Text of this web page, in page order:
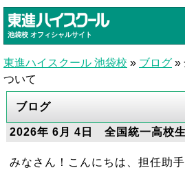
池袋校 オフィシャルサイト
東進ハイスクール 池袋校 » ブログ »
ついて
ブログ
2026年 6月 4日 全国統一高校
みなさん！こんにちは、担任助手